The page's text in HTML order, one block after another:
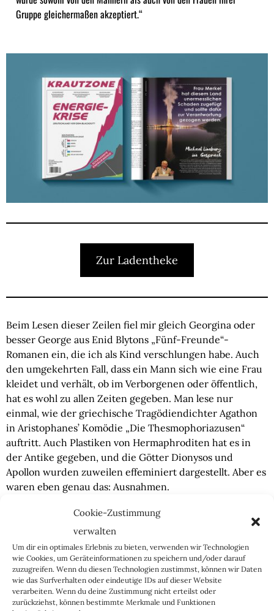
Cookie-Zustimmung
verwalten
Um dir ein optimales Erlebnis zu bieten, verwenden wir Technologien
wie Cookies, um Geräteinformationen zu speichern und/oder darauf
zuzugreifen. Wenn du diesen Technologien zustimmst, können wir Daten
wie das Surfverhalten oder eindeutige IDs auf dieser Website
verarbeiten. Wenn du deine Zustimmung nicht erteilst oder
zurückziehst, können bestimmte Merkmale und Funktionen
Gruppe gleichermaßen akzeptiert.“
Zur Ladentheke
Beim Lesen dieser Zeilen fiel mir gleich Georgina oder
besser George aus Enid Blytons „Fünf-Freunde“-
Romanen ein, die ich als Kind verschlungen habe. Auch
den umgekehrten Fall, dass ein Mann sich wie eine Frau
kleidet und verhält, ob im Verborgenen oder öffentlich,
hat es wohl zu allen Zeiten gegeben. Man lese nur
einmal, wie der griechische Tragödiendichter Agathon
in Aristophanes’ Komödie „Die Thesmophoriazusen“
auftritt. Auch Plastiken von Hermaphroditen hat es in
der Antike gegeben, und die Götter Dionysos und
Apollon wurden zuweilen effeminiert dargestellt. Aber es
waren eben genau das: Ausnahmen.
Insgesamt kommt das griechische Pantheon ziemlich
heteronormativ daher. Seien es Zeusdarstellungen, der
dem Bildhauer Skopas zugeschriebene Meleager, Adonis,
Ares, Herakles oder der Laokoon. Ein um 320 v. Chr. von
Lysipp in Bronze gegossener Herakles maß drei Meter
und könnte es der Erscheinung nach zu urteilen ganz
ohne Weiteres mit einem Mister Universum des dritten